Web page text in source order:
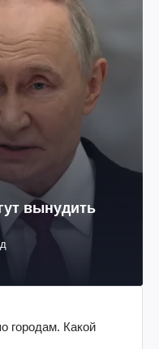
вынудить
городам. Какой